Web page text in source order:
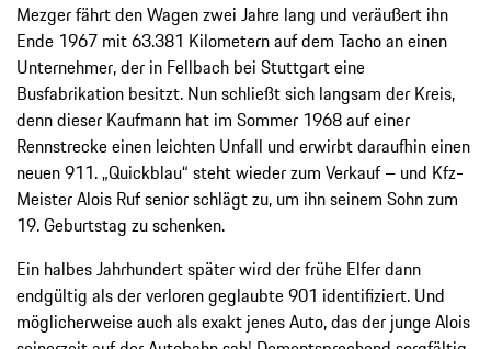
Mezger fährt den Wagen zwei Jahre lang und veräußert ihn
Ende 1967 mit 63.381 Kilometern auf dem Tacho an einen
Unternehmer, der in Fellbach bei Stuttgart eine
Busfabrikation besitzt. Nun schließt sich langsam der Kreis,
denn dieser Kaufmann hat im Sommer 1968 auf einer
Rennstrecke einen leichten Unfall und erwirbt daraufhin einen
neuen 911. „Quickblau“ steht wieder zum Verkauf – und Kfz-
Meister Alois Ruf senior schlägt zu, um ihn seinem Sohn zum
19. Geburtstag zu schenken.
Ein halbes Jahrhundert später wird der frühe Elfer dann
endgültig als der verloren geglaubte 901 identifiziert. Und
möglicherweise auch als exakt jenes Auto, das der junge Alois